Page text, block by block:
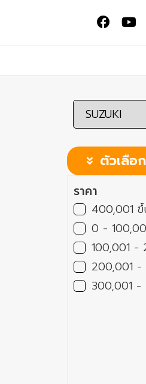
ตัวเลือ
ราคา
400,001 ขึ้
0 -
100,001 -
200,001
300,001